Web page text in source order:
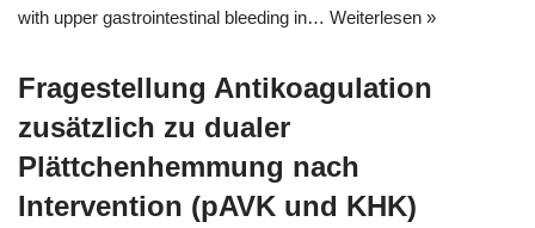
with upper gastrointestinal bleeding in… Weiterlesen »
Fragestellung Antikoagulation
zusätzlich zu dualer
Plättchenhemmung nach
Intervention (pAVK und KHK)